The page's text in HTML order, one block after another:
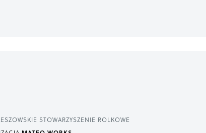
STOWARZYSZENIE ROLKOWE